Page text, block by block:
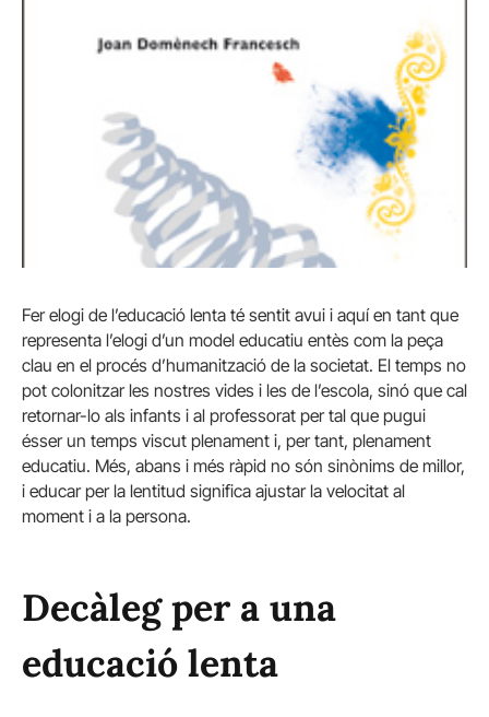
Fer elogi de l’educació lenta té sentit avui i aquí en tant que
representa l’elogi d’un model educatiu entès com la peça
clau en el procés d’humanització de la societat. El temps no
pot colonitzar les nostres vides i les de l’escola, sinó que cal
retornar-lo als infants i al professorat per tal que pugui
ésser un temps viscut plenament i, per tant, plenament
educatiu. Més, abans i més ràpid no són sinònims de millor,
i educar per la lentitud significa ajustar la velocitat al
moment i a la persona.
Decàleg per a una
educació lenta